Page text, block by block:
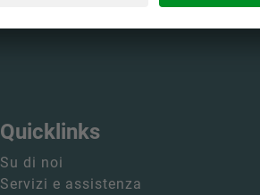
Quicklinks
Servizi e assistenza
Su di noi